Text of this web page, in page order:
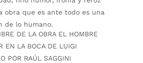
obra que es ante todo es una
de lo humano.
DE LA OBRA EL HOMBRE
EN LA BOCA DE LUIGI
POR RAÚL SAGGINI